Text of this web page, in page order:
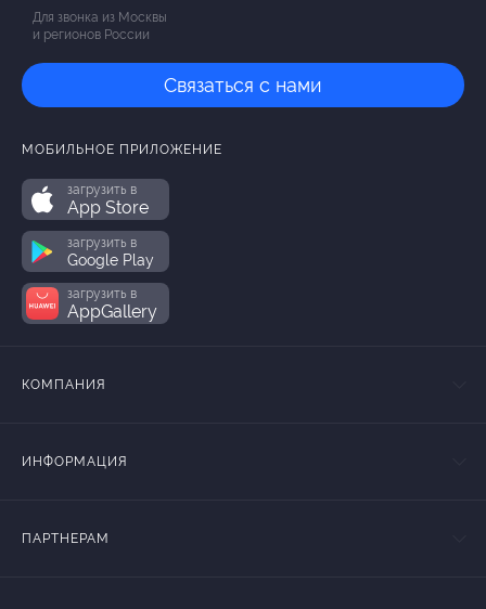
Для звонка из Москвы
и регионов России
Связаться с нами
МОБИЛЬНОЕ ПРИЛОЖЕНИЕ
загрузить в
App Store
загрузить в
Google Play
загрузить в
AppGallery
КОМПАНИЯ
ИНФОРМАЦИЯ
ПАРТНЕРАМ